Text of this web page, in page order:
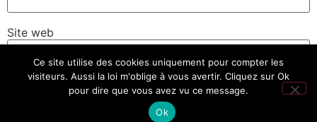
Site web
Ce site utilise des cookies uniquement pour compter les
visiteurs. Aussi la loi m'oblige à vous avertir. Cliquez sur Ok
pour dire que vous avez vu ce message.
Ok